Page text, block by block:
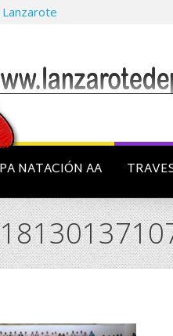
Lanzarote
NATACIÓN AA